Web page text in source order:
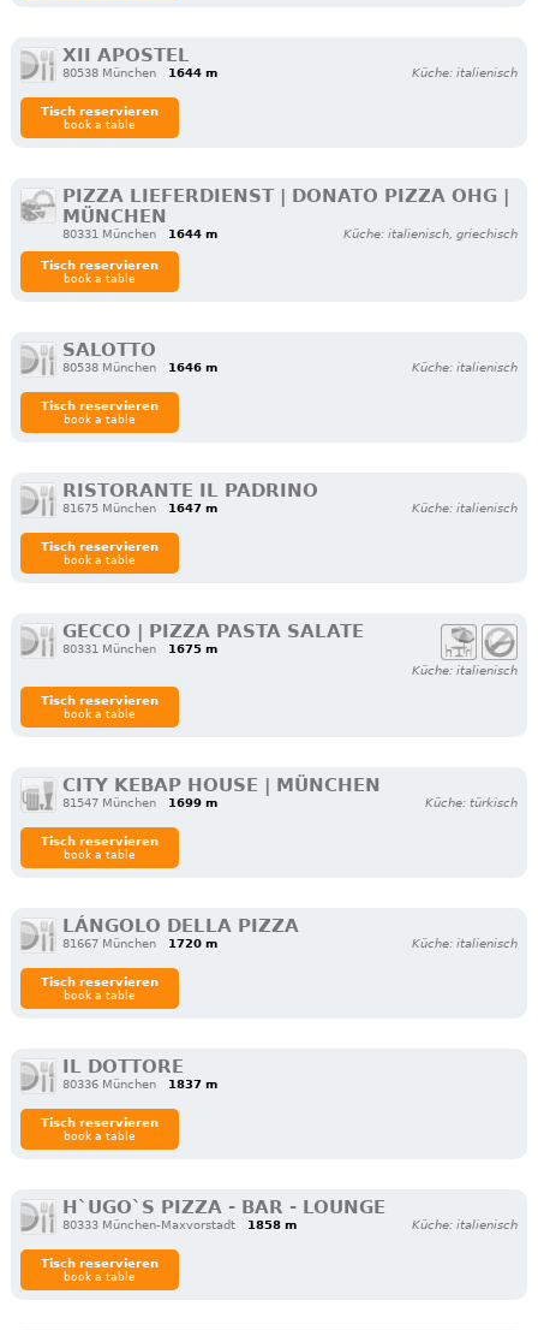
XII APOSTEL
80538 München 1644 m Küche: italienisch
Tisch reservieren
book a table
PIZZA LIEFERDIENST | DONATO PIZZA OHG |
MÜNCHEN
80331 München 1644 m Küche: italienisch, griechisch
Tisch reservieren
book a table
SALOTTO
80538 München 1646 m Küche: italienisch
Tisch reservieren
book a table
RISTORANTE IL PADRINO
81675 München 1647 m Küche: italienisch
Tisch reservieren
book a table
GECCO | PIZZA PASTA SALATE
80331 München
1675 m
Küche: italienisch
Tisch reservieren
book a table
CITY KEBAP HOUSE | MÜNCHEN
81547 München 1699 m Küche: türkisch
Tisch reservieren
book a table
LÁNGOLO DELLA PIZZA
81667 München 1720 m Küche: italienisch
Tisch reservieren
book a table
IL DOTTORE
80336 München 1837 m
Tisch reservieren
book a table
H`UGO`S PIZZA - BAR - LOUNGE
80333 München-Maxvorstadt 1858 m Küche: italienisch
Tisch reservieren
book a table